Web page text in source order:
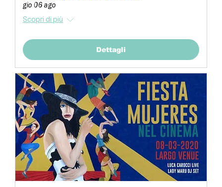
gio 06 ago
Scopri di più
Dettagli